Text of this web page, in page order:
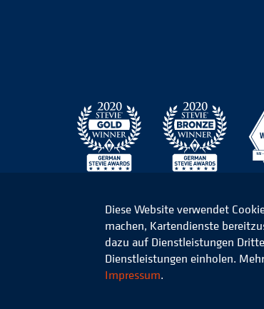
© 2026 Niedersächsisches
Diese Website verwendet
machen, Kartendienste
dazu auf Dienstleistungen
Dienstleistungen einholen.
Impressum.